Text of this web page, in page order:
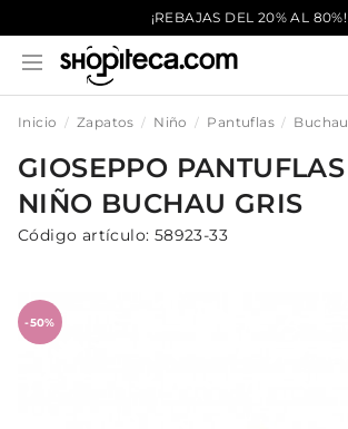
¡REBAJAS DEL 20% AL 80%!
Inicio Zapatos Niño Pantuflas Buchau
GIOSEPPO PANTUFLAS
NIÑO BUCHAU GRIS
Código artículo: 58923-33
-50%